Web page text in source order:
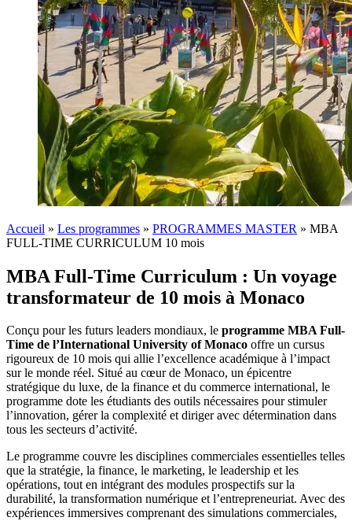
Accueil » Les programmes » PROGRAMMES MASTER » MBA
FULL-TIME CURRICULUM 10 mois
MBA Full-Time Curriculum : Un voyage
transformateur de 10 mois à Monaco
Conçu pour les futurs leaders mondiaux, le programme MBA Full-
Time de l’International University of Monaco offre un cursus
rigoureux de 10 mois qui allie l’excellence académique à l’impact
sur le monde réel. Situé au cœur de Monaco, un épicentre
stratégique du luxe, de la finance et du commerce international, le
programme dote les étudiants des outils nécessaires pour stimuler
l’innovation, gérer la complexité et diriger avec détermination dans
tous les secteurs d’activité.
Le programme couvre les disciplines commerciales essentielles telles
que la stratégie, la finance, le marketing, le leadership et les
opérations, tout en intégrant des modules prospectifs sur la
durabilité, la transformation numérique et l’entrepreneuriat. Avec des
expériences immersives comprenant des simulations commerciales,